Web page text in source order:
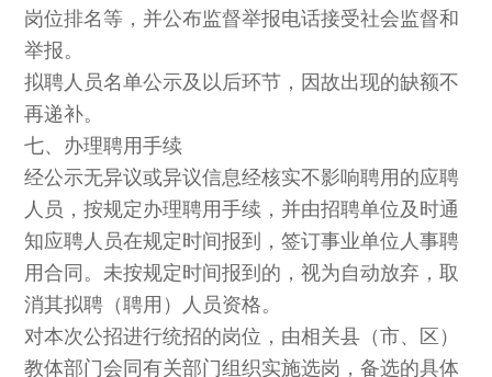
岗位排名等，并公布监督举报电话接受社会监督和
举报。
拟聘人员名单公示及以后环节，因故出现的缺额不
再递补。
七、办理聘用手续
经公示无异议或异议信息经核实不影响聘用的应聘
人员，按规定办理聘用手续，并由招聘单位及时通
知应聘人员在规定时间报到，签订事业单位人事聘
用合同。未按规定时间报到的，视为自动放弃，取
消其拟聘（聘用）人员资格。
对本次公招进行统招的岗位，由相关县（市、区）
教体部门会同有关部门组织实施选岗，备选的具体